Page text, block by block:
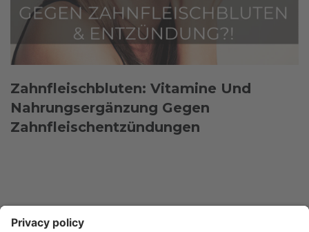
Zahnfleischbluten: Vitamine Und
Nahrungsergänzung Gegen
Zahnfleischentzündungen